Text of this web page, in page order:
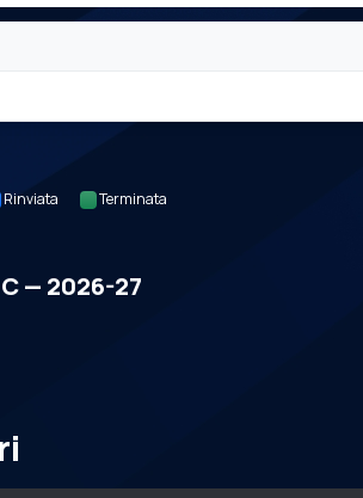
Rinviata Terminata
— 2026-27